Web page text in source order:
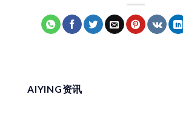
AIYING资讯